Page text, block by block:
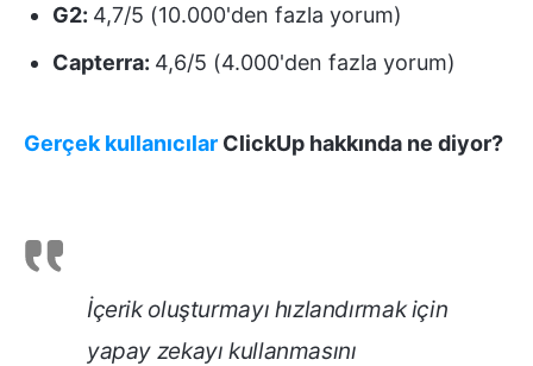
G2: 4,7/5 (10.000'den fazla yorum)
Capterra: 4,6/5 (4.000'den fazla yorum)
Gerçek kullanıcılar ClickUp hakkında ne diyor?
İçerik oluşturmayı hızlandırmak için
yapay zekayı kullanmasını